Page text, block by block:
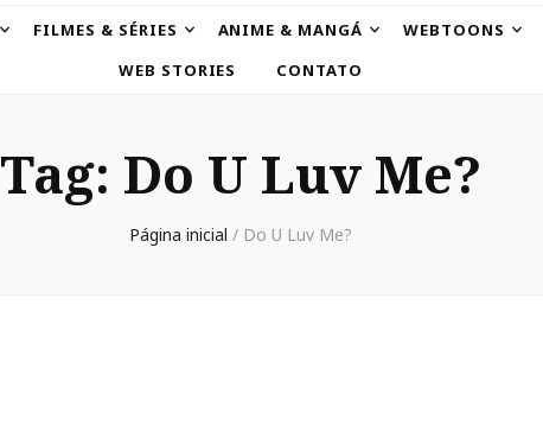
FILMES & SÉRIES ANIME & MANGÁ WEBTOONS
WEB STORIES
CONTATO
Tag: Do U Luv Me?
Página inicial / Do U Luv Me?